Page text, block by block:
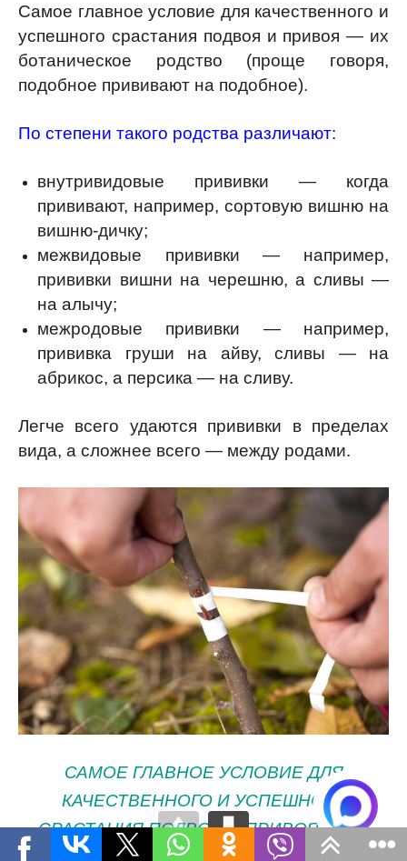
Самое главное условие для качественного и
успешного срастания подвоя и привоя — их
ботаническое родство (проще говоря,
подобное прививают на подобное).
По степени такого родства различают:
внутривидовые прививки — когда
прививают, например, сортовую вишню на
вишню-дичку;
межвидовые прививки — например,
прививки вишни на черешню, а сливы —
на алычу;
межродовые прививки — например,
прививка груши на айву, сливы — на
абрикос, а персика — на сливу.
Легче всего удаются прививки в пределах
вида, а сложнее всего — между родами.
САМОЕ ГЛАВНОЕ УСЛОВИЕ ДЛЯ
КАЧЕСТВЕННОГО И УСПЕШНОГО
СРАСТАНИЯ ПОДВОЯ И ПРИВОЯ — ИХ
БОТАНИЧЕСКОЕ РОДСТВО